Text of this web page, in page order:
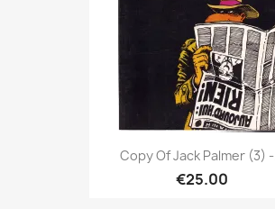
Copy Of Jack Palmer (3)
€25.00